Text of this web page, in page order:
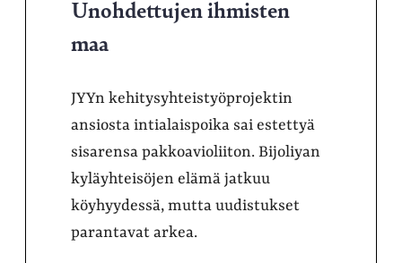
Unohdettujen ihmisten
maa
JYYn kehitysyhteistyöprojektin
ansiosta intialaispoika sai estettyä
sisarensa pakkoavioliiton. Bijoliyan
kyläyhteisöjen elämä jatkuu
köyhyydessä, mutta uudistukset
parantavat arkea.